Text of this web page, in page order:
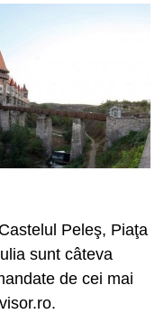
Peleş, Piaţa
sunt câteva
de cei mai